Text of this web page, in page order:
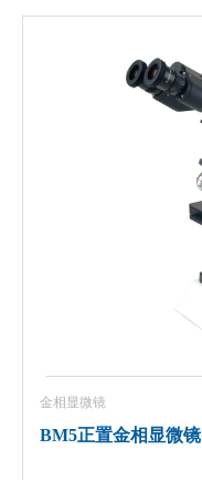
金相显微镜
BM5正置金相显微镜